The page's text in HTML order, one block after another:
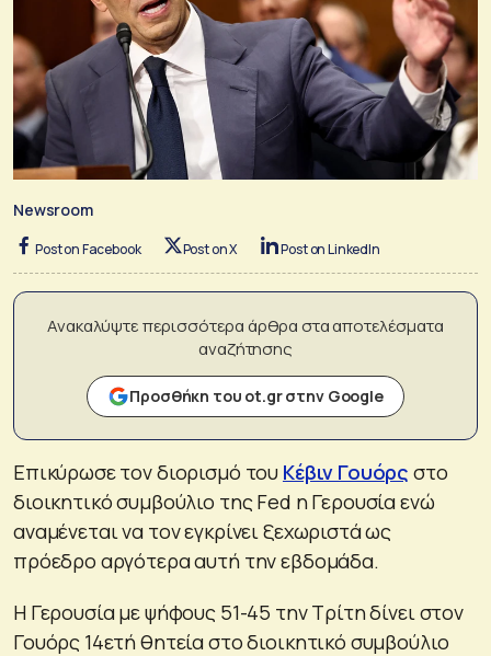
Newsroom
Post on Facebook Post on X Post on LinkedIn
Ανακαλύψτε περισσότερα άρθρα στα αποτελέσματα
αναζήτησης
Προσθήκη του ot.gr στην Google
Επικύρωσε τον διορισμό του Κέβιν Γουόρς στο
διοικητικό συμβούλιο της Fed η Γερουσία ενώ
αναμένεται να τον εγκρίνει ξεχωριστά ως
πρόεδρο αργότερα αυτή την εβδομάδα.
Η Γερουσία με ψήφους 51-45 την Τρίτη δίνει στον
Γουόρς 14ετή θητεία στο διοικητικό συμβούλιο